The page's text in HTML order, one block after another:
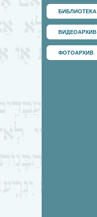
БИБЛИОТЕКА
ВИДЕОАРХИВ
ФОТОАРХИВ